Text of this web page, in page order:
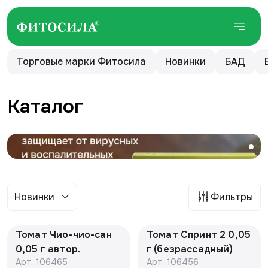
Торговые марки Фитосила Новинки БАД
Каталог
Новинки Фильтры
Томат Чио-чио-сан
0,05 г автор.
Арт. 106465
Томат Спринт 2 0,05
г (безрассадный)
Арт. 106456